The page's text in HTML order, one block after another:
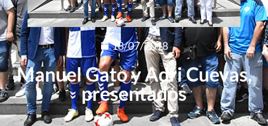
18/07/2018
Manuel Gato y Adri Cuevas,
presentados